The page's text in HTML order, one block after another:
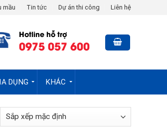
mầu Tin tức Dự án thi công Liên hệ
Hotline hỗ trợ
0975 057 600
DỤNG KHÁC